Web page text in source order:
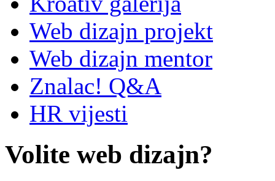
Web dizajn projekt
Web dizajn mentor
Znalac! Q&A
HR vijesti
Volite web dizajn?